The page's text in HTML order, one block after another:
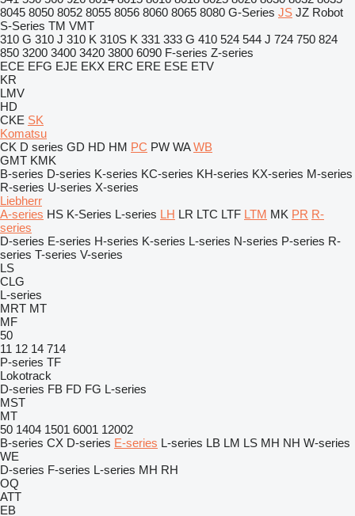
8045 8050 8052 8055 8056 8060 8065 8080 G-Series JS JZ Robot
S-Series TM VMT
310 G 310 J 310 K 310S K 331 333 G 410 524 544 J 724 750 824
850 3200 3400 3420 3800 6090 F-series Z-series
ECE EFG EJE EKX ERC ERE ESE ETV
KR
LMV
HD
CKE SK
Komatsu
CK D series GD HD HM PC PW WA WB
GMT KMK
B-series D-series K-series KC-series KH-series KX-series M-series
R-series U-series X-series
Liebherr
A-series HS K-Series L-series LH LR LTC LTF LTM MK PR R-
series
D-series E-series H-series K-series L-series N-series P-series R-
series T-series V-series
LS
CLG
L-series
MRT MT
MF
50
11 12 14 714
P-series TF
Lokotrack
D-series FB FD FG L-series
MST
MT
50 1404 1501 6001 12002
B-series CX D-series E-series L-series LB LM LS MH NH W-series
WE
D-series F-series L-series MH RH
OQ
ATT
EB